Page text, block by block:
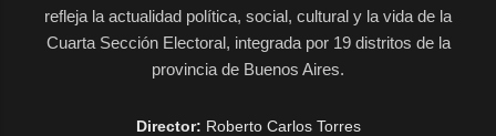
refleja la actualidad política, social, cultural y la vida de la
Cuarta Sección Electoral, integrada por 19 distritos de la
provincia de Buenos Aires.
Director: Roberto Carlos Torres